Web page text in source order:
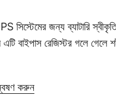
সিস্টেমের জন্য ব্যাটারি
বাইপাস রেজিস্টর গলে গেলে শর্ট
করুন